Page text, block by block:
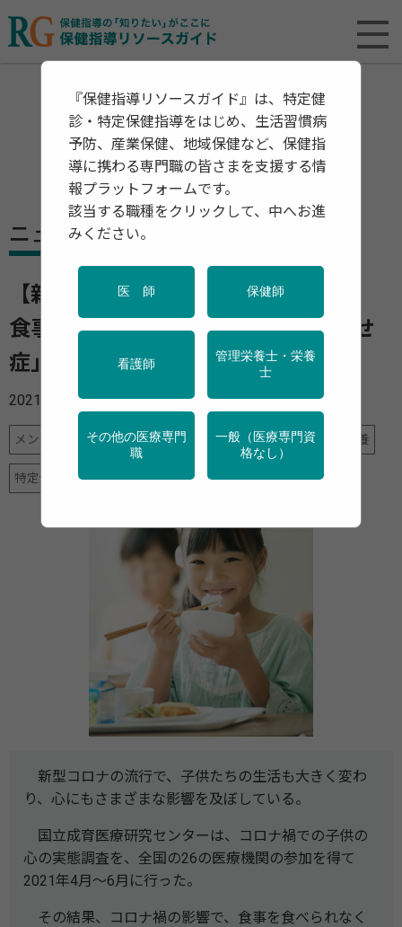
ニュース
【新型コロナ】子供の心の実態調査
食事を食べられなくなる「神経性やせ
症」の子供がコロナ禍で増加
2021年12月13日
メンタルヘルス 地域保健 学校保健 新型コロナ 栄養
特定保健指導 産業保健 調査・統計
新型コロナの流行で、子供たちの生活も大きく変わ
り、心にもさまざまな影響を及ぼしている。
国立成育医療研究センターは、コロナ禍での子供の
心の実態調査を、全国の26の医療機関の参加を得て
2021年4月～6月に行った。
その結果、コロナ禍の影響で、食事を食べられなく
『保健指導リソースガイド』は、特定健
診・特定保健指導をはじめ、生活習慣病
予防、産業保健、地域保健など、保健指
導に携わる専門職の皆さまを支援する情
報プラットフォームです。
該当する職種をクリックして、中へお進
みください。
医 師 保健師
看護師
管理栄養士・栄養
士
その他の医療専門
職
一般（医療専門資
格なし）